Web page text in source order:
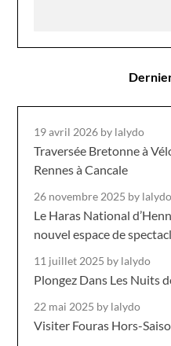
19 avril 2026 by lalydo
Traversée Bretonne à
Rennes à Cancale
26 novembre 2025 by lalydo
Le Haras National
nouvel espace de
11 juillet 2025 by lalydo
Plongez Dans Les Nuits
22 mai 2025 by lalydo
Visiter Fouras Hors-